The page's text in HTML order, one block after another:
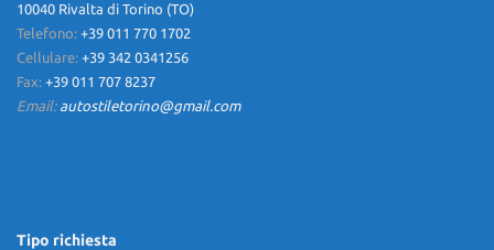
NEWS
AREA COMMERCIANTI
10040 Rivalta di Torino (TO)
Telefono: +39 011 770 1702
Cellulare: +39 342 0341256
Fax: +39 011 707 8237
Email: autostiletorino@gmail.com
Tipo richiesta